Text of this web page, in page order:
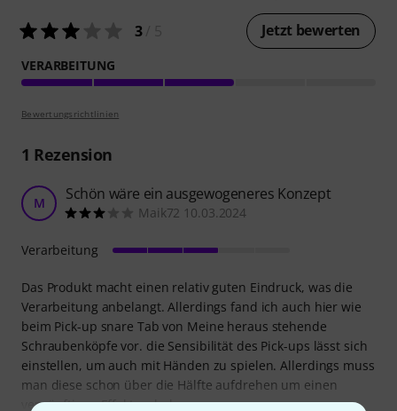
3/ 5 Jetzt bewerten
VERARBEITUNG
Bewertungsrichtlinien
1 Rezension
M Schön wäre ein ausgewogeneres Konzept
Maik72 10.03.2024
Das Produkt macht einen relativ guten Eindruck, was die
Verarbeitung anbelangt. Allerdings fand ich auch hier wie
beim Pick-up snare Tab von Meine heraus stehende
Schraubenköpfe vor. die Sensibilität des Pick-ups lässt sich
einstellen, um auch mit Händen zu spielen. Allerdings muss
man diese schon über die Hälfte aufdrehen um einen
vernünftigen Effekt zu bekommen wenn
Verarbeitung